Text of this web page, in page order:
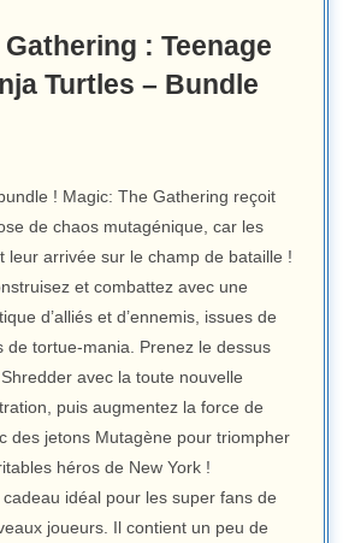
: Teenage
Turtles – Bundle
! Magic: The Gathering reçoit
de chaos mutagénique, car les
leur arrivée sur le champ de bataille !
et combattez avec une
d’alliés et d’ennemis, issues de
de tortue-mania. Prenez le dessus
avec la toute nouvelle
puis augmentez la force de
des jetons Mutagène pour triompher
héros de New York !
idéal pour les super fans de
joueurs. Il contient un peu de